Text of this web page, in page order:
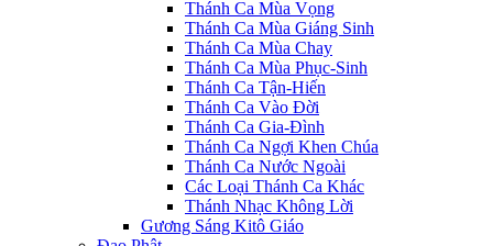
Thánh Ca Mùa Vọng
Thánh Ca Mùa Giáng Sinh
Thánh Ca Mùa Chay
Thánh Ca Mùa Phục-Sinh
Thánh Ca Tận-Hiến
Thánh Ca Vào Đời
Thánh Ca Gia-Đình
Thánh Ca Ngợi Khen Chúa
Thánh Ca Nước Ngoài
Các Loại Thánh Ca Khác
Thánh Nhạc Không Lời
Gương Sáng Kitô Giáo